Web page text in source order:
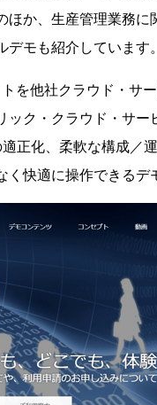
か、生産管理業務
モも紹介しています。
を他社クラウド・サ
ック・クラウド・サ
正化、柔軟な構成／
快適に操作できるデ